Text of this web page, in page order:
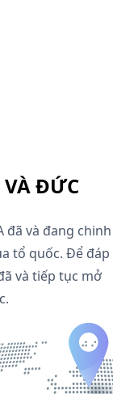
ĐỨC
đã và đang chinh
tổ quốc. Để đáp
và tiếp tục mở